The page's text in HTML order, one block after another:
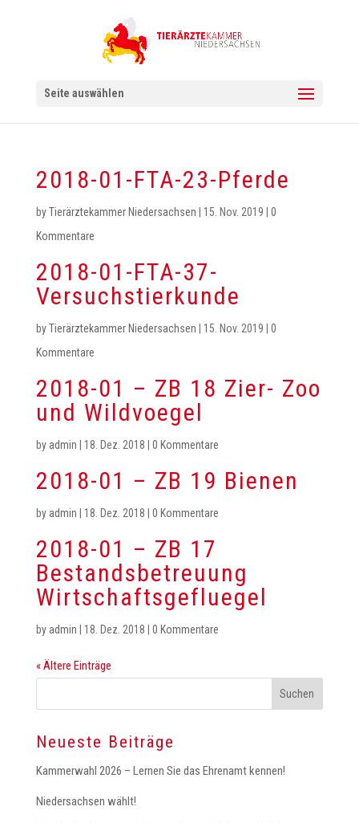
Seite auswählen
2018-01-FTA-23-Pferde
byTierärztekammer Niedersachsen 15. Nov. 2019
0
Kommentare
2018-01-FTA-37-
Versuchstierkunde
byTierärztekammer Niedersachsen 15. Nov. 2019
0
Kommentare
2018-01 – ZB 18 Zier- Zoo
und Wildvoegel
by admin 18. Dez. 2018 0 Kommentare
2018-01 – ZB 19 Bienen
by admin 18. Dez. 2018 0 Kommentare
2018-01 – ZB 17
Bestandsbetreuung
Wirtschaftsgefluegel
by admin 18. Dez. 2018 0 Kommentare
« Ältere Einträge
Neueste Beiträge
Kammerwahl 2026 – Lernen Sie das Ehrenamt kennen!
Niedersachsen wählt!